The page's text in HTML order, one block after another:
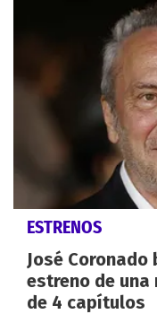
ESTRENOS
José
estreno de una
de 4 capítulos